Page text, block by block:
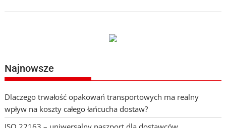
Najnowsze
Dlaczego trwałość opakowań transportowych ma realny
wpływ na koszty całego łańcucha dostaw?